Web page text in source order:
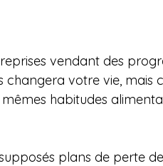
vendant des
changera votre vie, mais
habitudes
plans de perte